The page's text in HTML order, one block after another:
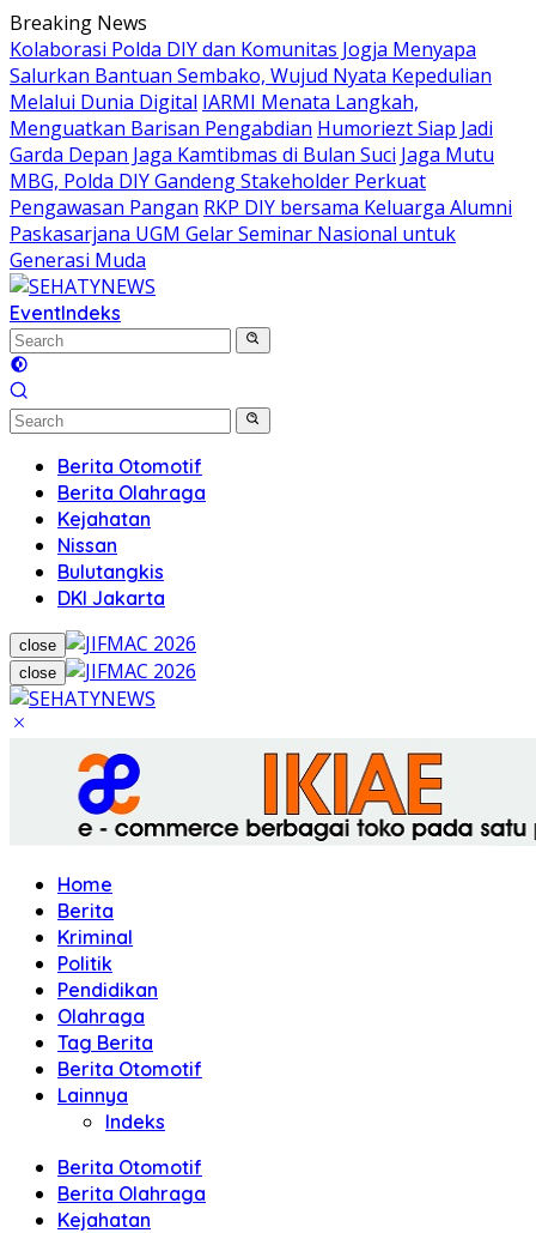
Skip
to
content
Breaking News
Kolaborasi Polda DIY dan Komunitas Jogja Menyapa
Salurkan Bantuan Sembako, Wujud Nyata Kepedulian
Melalui Dunia Digital IARMI Menata Langkah,
Menguatkan Barisan Pengabdian Humoriezt Siap Jadi
Garda Depan Jaga Kamtibmas di Bulan Suci Jaga Mutu
MBG, Polda DIY Gandeng Stakeholder Perkuat
Pengawasan Pangan RKP DIY bersama Keluarga Alumni
Paskasarjana UGM Gelar Seminar Nasional untuk
Generasi Muda
EventIndeks
Berita Otomotif
Berita Olahraga
Kejahatan
Nissan
Bulutangkis
DKI Jakarta
close
close
Home
Berita
Kriminal
Politik
Pendidikan
Olahraga
Tag Berita
Berita Otomotif
Lainnya
Indeks
Berita Otomotif
Berita Olahraga
Kejahatan